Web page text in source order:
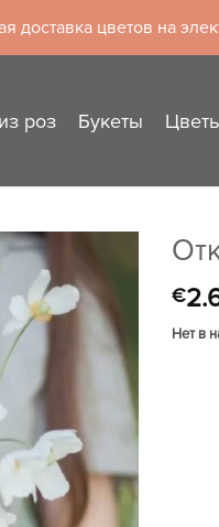
доставка цветов на
роз Букеты
€
Нет в